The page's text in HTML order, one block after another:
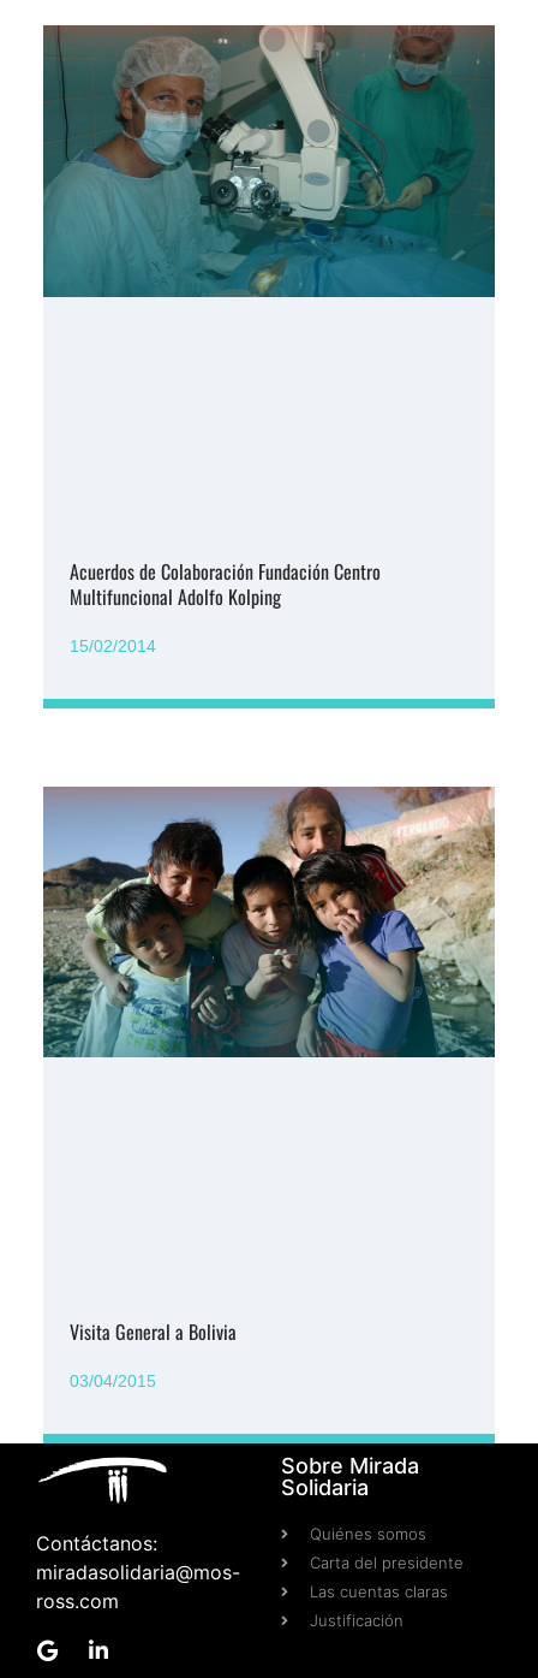
Acuerdos de Colaboración Fundación Centro
Multifuncional Adolfo Kolping
15/02/2014
Visita General a Bolivia
03/04/2015
Contáctanos:
miradasolidaria@mos-
ross.com
Sobre Mirada
Solidaria
Quiénes somos
Carta del presidente
Las cuentas claras
Justificación